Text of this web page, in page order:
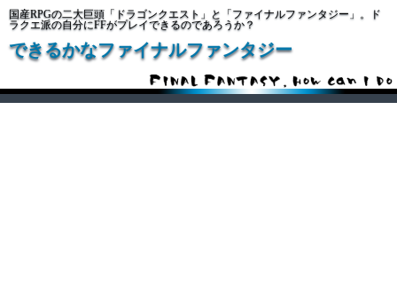
国産RPGの二大巨頭「ドラゴンクエスト」と「ファイナルファンタジー」。ド
ラクエ派の自分にFFがプレイできるのであろうか？
できるかなファイナルファンタジー